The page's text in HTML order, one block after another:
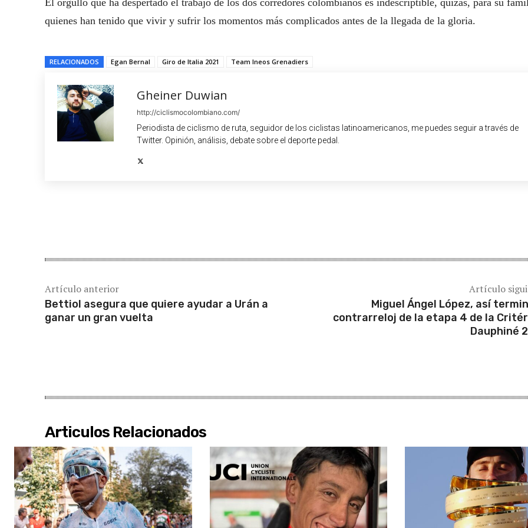
quienes han tenido que vivir y sufrir los momentos más complicados antes de la llegada de la gloria.
RELACIONADOS Egan Bernal Giro de Italia 2021 Team Ineos Grenadiers
Gheiner Duwian
http://ciclismocolombiano.com/
Periodista de ciclismo de ruta, seguidor de los ciclistas latinoamericanos, me puedes seguir a través de
Twitter. Opinión, análisis, debate sobre el deporte pedal.
Artículo anterior
Bettiol asegura que quiere ayudar a Urán a
ganar un gran vuelta
Artículo
Miguel Ángel López, así
contrarreloj de la etapa 4 de la
Dauphiné
Articulos Relacionados